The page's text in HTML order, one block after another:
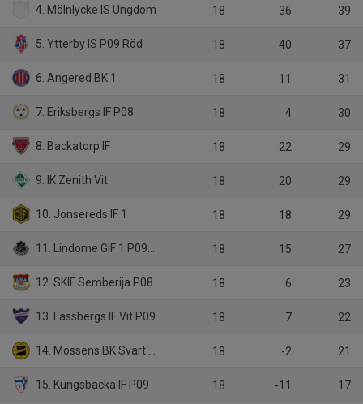
4. Mölnlycke IS Ungdom 18 36 39
5. Ytterby IS P09 Röd 18 40 37
6. Angered BK 1 18 11 31
7. Eriksbergs IF P08 18 4 30
8. Backatorp IF 18 22 29
9. IK Zenith Vit 18 20 29
10. Jonsereds IF 1 18 18 29
11. Lindome GIF 1 P09-08 18 15 27
12. SKIF Semberija P08 18 6 23
13. Fässbergs IF Vit P09 18 7 22
14. Mossens BK Svart P09 18 -2 21
15. Kungsbacka IF P09 18 -11 17